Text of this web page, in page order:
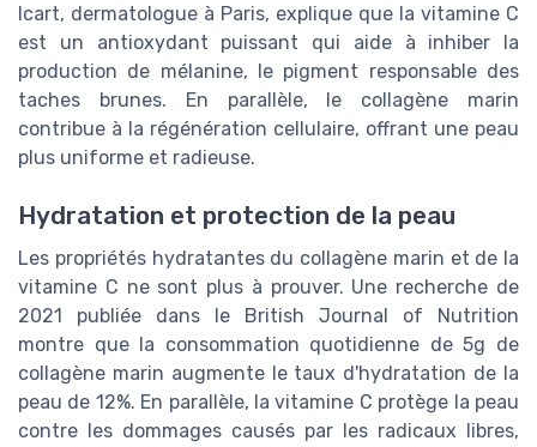
Icart, dermatologue à Paris, explique que la vitamine C
est un antioxydant puissant qui aide à inhiber la
production de mélanine, le pigment responsable des
taches brunes. En parallèle, le collagène marin
contribue à la régénération cellulaire, offrant une peau
plus uniforme et radieuse.
Hydratation et protection de la peau
Les propriétés hydratantes du collagène marin et de la
vitamine C ne sont plus à prouver. Une recherche de
2021 publiée dans le British Journal of Nutrition
montre que la consommation quotidienne de 5g de
collagène marin augmente le taux d'hydratation de la
peau de 12%. En parallèle, la vitamine C protège la peau
contre les dommages causés par les radicaux libres,